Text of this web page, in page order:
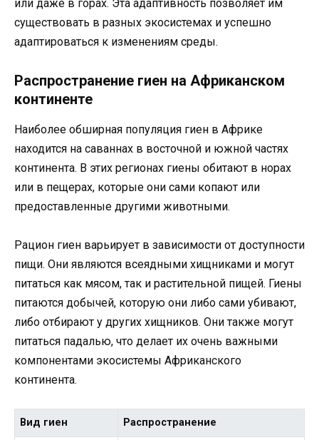
или даже в горах. Эта адаптивность позволяет им
существовать в разных экосистемах и успешно
адаптироваться к изменениям среды.
Распространение гиен на Африканском
континенте
Наиболее обширная популяция гиен в Африке
находится на саваннах в восточной и южной частях
континента. В этих регионах гиены обитают в норах
или в пещерах, которые они сами копают или
предоставленные другими животными.
Рацион гиен варьирует в зависимости от доступности
пищи. Они являются всеядными хищниками и могут
питаться как мясом, так и растительной пищей. Гиены
питаются добычей, которую они либо сами убивают,
либо отбирают у других хищников. Они также могут
питаться падалью, что делает их очень важными
компонентами экосистемы Африканского
континента.
Вид гиен Распространение